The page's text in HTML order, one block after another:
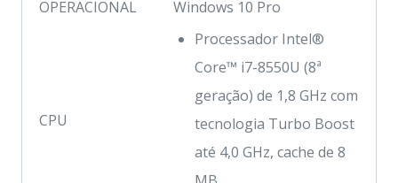
OPERACIONAL
Windows 10 Pro
CPU
Processador Intel®
Core™ i7-8550U (8ª
geração) de 1,8 GHz com
tecnologia Turbo Boost
até 4,0 GHz, cache de 8